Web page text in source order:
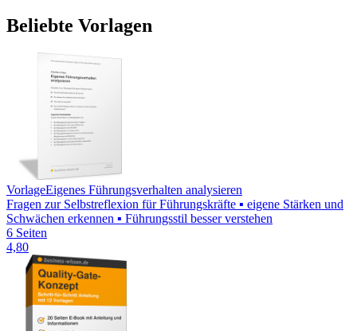
Beliebte Vorlagen
VorlageEigenes Führungsverhalten analysieren
Fragen zur Selbstreflexion für Führungskräfte ▪ eigene Stärken und
Schwächen erkennen ▪ Führungsstil besser verstehen
6 Seiten
4,80